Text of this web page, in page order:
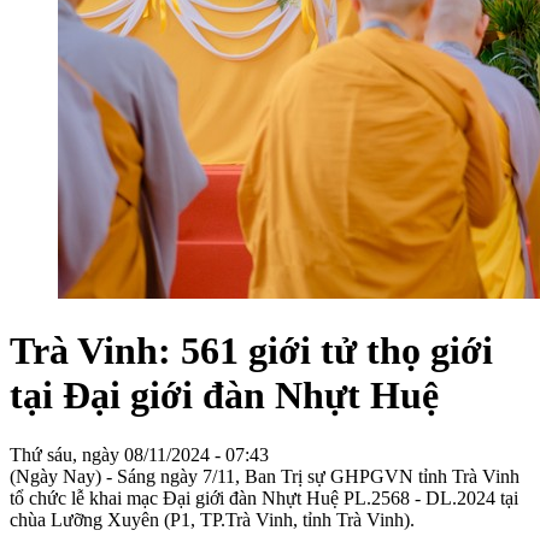
Trà Vinh: 561 giới tử thọ giới
tại Đại giới đàn Nhựt Huệ
Thứ sáu, ngày 08/11/2024 - 07:43
(Ngày Nay) - Sáng ngày 7/11, Ban Trị sự GHPGVN tỉnh Trà Vinh
tổ chức lễ khai mạc Đại giới đàn Nhựt Huệ PL.2568 - DL.2024 tại
chùa Lưỡng Xuyên (P1, TP.Trà Vinh, tỉnh Trà Vinh).